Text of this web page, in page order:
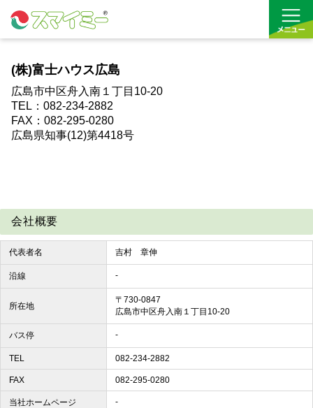
買う
(株)富士ハウス広島
広島市中区舟入南１丁目10-20
TEL：082-234-2882
FAX：082-295-0280
広島県知事(12)第4418号
会社概要
代表者名 吉村 章伸
沿線 -
所在地
〒730-0847
広島市中区舟入南１丁目10-20
バス停 -
TEL 082-234-2882
FAX 082-295-0280
当社ホームページ -